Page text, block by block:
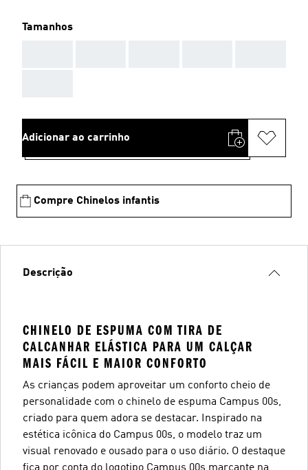
Tamanhos
Adicionar ao carrinho
Compre Chinelos infantis
Descrição
CHINELO DE ESPUMA COM TIRA DE
CALCANHAR ELÁSTICA PARA UM CALÇAR
MAIS FÁCIL E MAIOR CONFORTO
As crianças podem aproveitar um conforto cheio de
personalidade com o chinelo de espuma Campus 00s,
criado para quem adora se destacar. Inspirado na
estética icônica do Campus 00s, o modelo traz um
visual renovado e ousado para o uso diário. O destaque